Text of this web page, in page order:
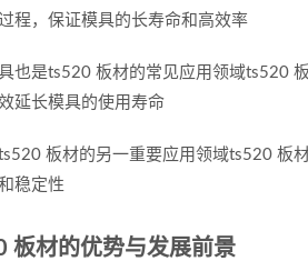
程，保证模具的长寿命和高效率
也是ts520 板材的常见应用领域ts520
延长模具的使用寿命
板材的另一重要应用领域ts520 板
稳定性
板材的优势与发展前景